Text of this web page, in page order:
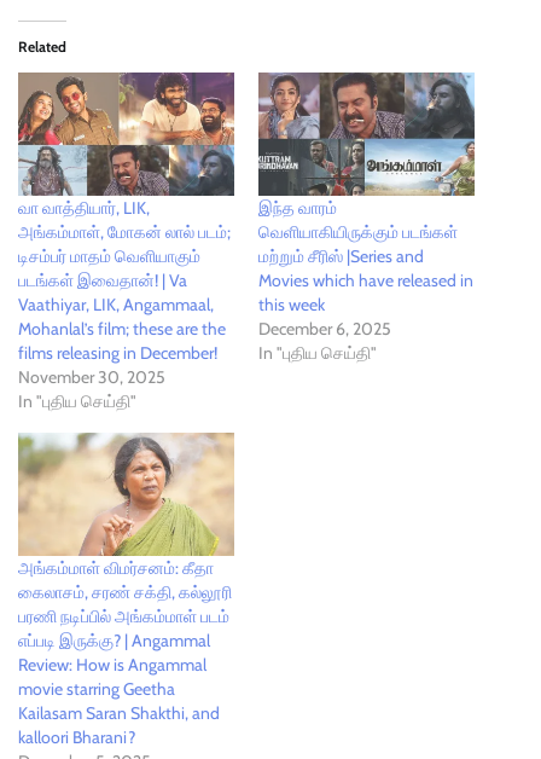
Related
வா வாத்தியார், LIK,
அங்கம்மாள், மோகன் லால் படம்;
டிசம்பர் மாதம் வெளியாகும்
படங்கள் இவைதான்! | Va
Vaathiyar, LIK, Angammaal,
Mohanlal’s film; these are the
films releasing in December!
November 30, 2025
In "புதிய செய்தி"
இந்த வாரம்
வெளியாகியிருக்கும் படங்கள்
மற்றும் சீரிஸ் |Series and
Movies which have released in
this week
December 6, 2025
In "புதிய செய்தி"
அங்கம்மாள் விமர்சனம்: கீதா
கைலாசம், சரண் சக்தி, கல்லூரி
பரணி நடிப்பில் அங்கம்மாள் படம்
எப்படி இருக்கு? | Angammal
Review: How is Angammal
movie starring Geetha
Kailasam Saran Shakthi, and
kalloori Bharani?